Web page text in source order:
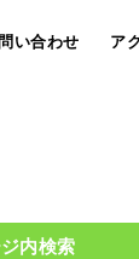
い合わせ ア
内検索